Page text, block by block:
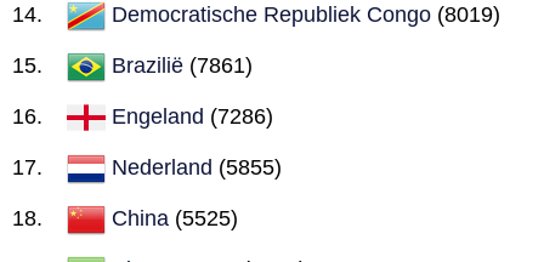
Democratische Republiek Congo (8019)
Brazilië (7861)
Engeland (7286)
Nederland (5855)
China (5525)